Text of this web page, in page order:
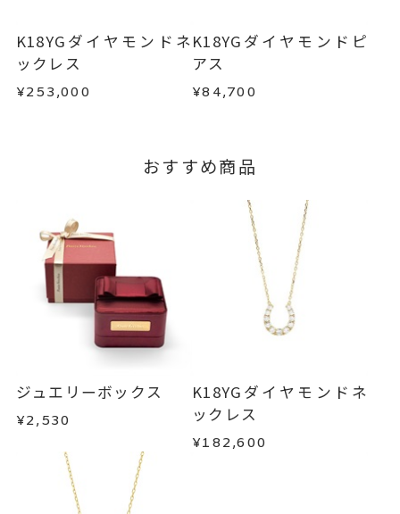
詳しくはこちら
はお問い合わせフォームよりご連絡ください。
この場合の返送料は弊社にて負担いたしますの
で、着払いにてご返送ください。
詳細はこちら
K18YGダイヤモンドネ
ックレス
¥253,000
K18YGダイヤモンドピ
アス
¥84,700
おすすめ商品
ジュエリーボックス
¥2,530
K18YGダイヤモンドネ
ックレス
¥182,600